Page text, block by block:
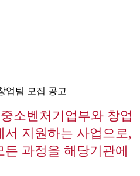
업팀 모집 공고
소벤처기업부와 창업
지원하는 사업으로,
과정을 해당기관에